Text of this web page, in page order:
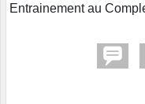
Entrainement au